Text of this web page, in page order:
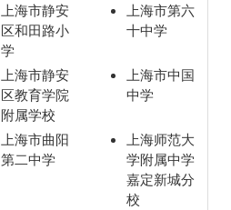
上海市静安
区和田路小
学
上海市第六
十中学
上海市静安
区教育学院
附属学校
上海市中国
中学
上海市曲阳
第二中学
上海师范大
学附属中学
嘉定新城分
校